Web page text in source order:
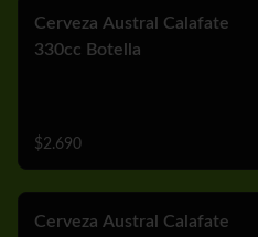
Cerveza Austral Calafate
330cc Botella
$2.690
Cerveza Austral Calafate